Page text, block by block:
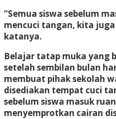
“Semua siswa sebelum
mencuci tangan, kita
katanya.
Belajar tatap muka yang
setelah sembilan bulan
membuat pihak sekolah
disediakan tempat cuci
sebelum siswa masuk
menyemprotkan cairan